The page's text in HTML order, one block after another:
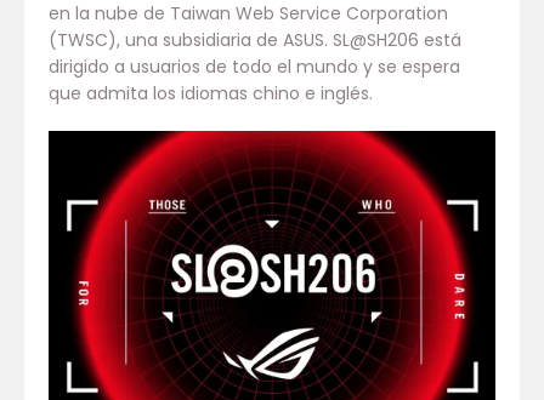
en la nube de Taiwan Web Service Corporation
(TWSC), una subsidiaria de ASUS. SL@SH206 está
dirigido a usuarios de todo el mundo y se espera
que admita los idiomas chino e inglés.